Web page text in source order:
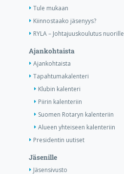
Tule mukaan
Kiinnostaako jäsenyys?
RYLA – Johtajuuskoulutus nuorille
Ajankohtaista
Ajankohtaista
Tapahtumakalenteri
Klubin kalenteri
Piirin kalenteriin
Suomen Rotaryn kalenteriin
Alueen yhteiseen kalenteriin
Presidentin uutiset
Jäsenille
Jäsensivusto